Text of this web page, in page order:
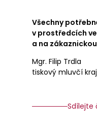
Všechny
v prostředcích
a na
Mgr. Filip Trdla
tiskový mluvčí
Sdílejte